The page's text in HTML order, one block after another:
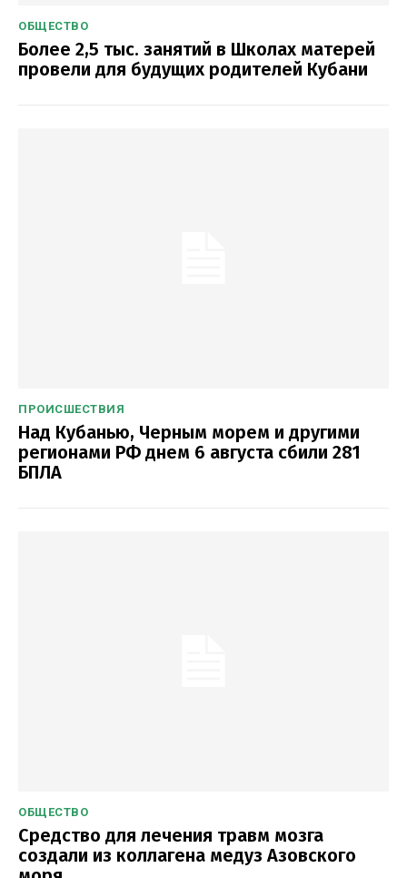
ОБЩЕСТВО
Более 2,5 тыс. занятий в Школах матерей
провели для будущих родителей Кубани
ПРОИСШЕСТВИЯ
Над Кубанью, Черным морем и другими
регионами РФ днем 6 августа сбили 281
БПЛА
ОБЩЕСТВО
Средство для лечения травм мозга
создали из коллагена медуз Азовского